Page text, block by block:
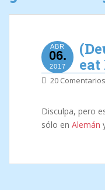
ABR
06.
2017
eat
20 Comentarios
Disculpa, pero
sólo en Alemán